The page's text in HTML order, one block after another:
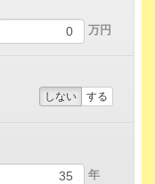
万円
しない する
年